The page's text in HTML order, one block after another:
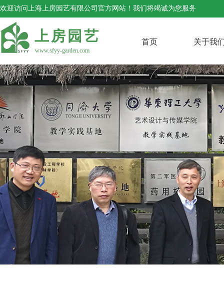
欢迎访问上海上房园艺有限公司官方网站！我们将竭诚为您服务
首页 关于我
上房园艺
www.sfyy-garden.com